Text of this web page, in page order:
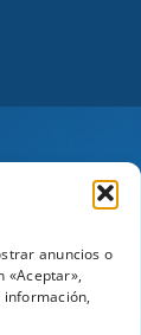
anuncios o
«Aceptar»,
información,